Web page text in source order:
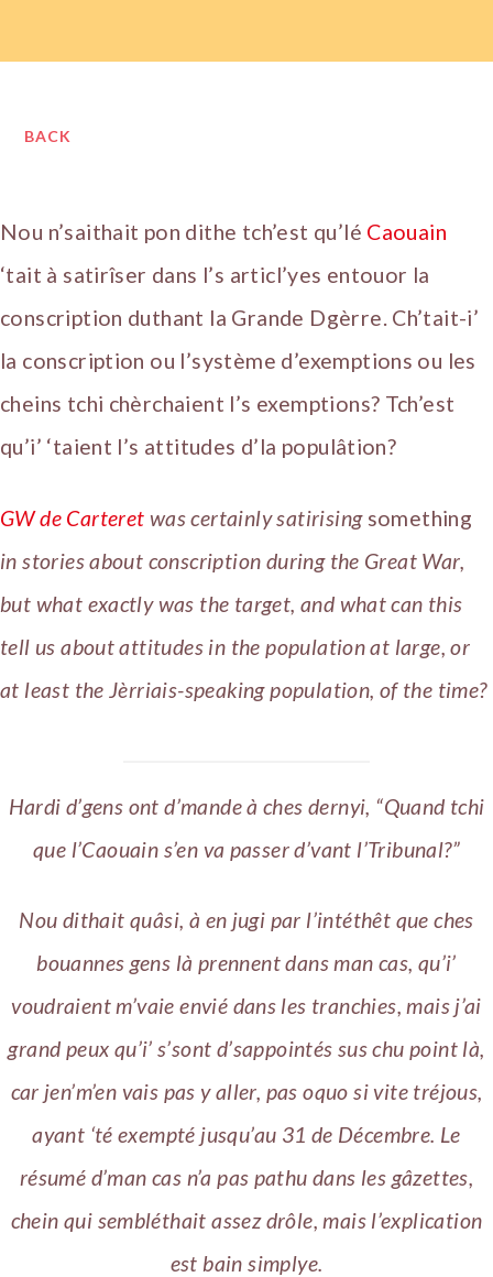
BACK
Nou n’saithait pon dithe tch’est qu’lé Caouain
‘tait à satirîser dans l’s articl’yes entouor la
conscription duthant la Grande Dgèrre. Ch’tait-i’
la conscription ou l’système d’exemptions ou les
cheins tchi chèrchaient l’s exemptions? Tch’est
qu’i’ ‘taient l’s attitudes d’la populâtion?
GW de Carteret was certainly satirisingsomething
in stories about conscription during the Great War,
but what exactly was the target, and what can this
tell us about attitudes in the population at large, or
at least the Jèrriais-speaking population, of the time?
Hardi d’gens ont d’mande à ches dernyi, “Quand tchi
que l’Caouain s’en va passer d’vant l’Tribunal?”
Nou dithait quâsi, à en jugi par l’intéthêt que ches
bouannes gens là prennent dans man cas, qu’i’
voudraient m’vaie envié dans les tranchies, mais j’ai
grand peux qu’i’ s’sont d’sappointés sus chu point là,
car jen’m’en vais pas y aller, pas oquo si vite tréjous,
ayant ‘té exempté jusqu’au 31 de Décembre. Le
résumé d’man cas n’a pas pathu dans les gâzettes,
chein qui sembléthait assez drôle, mais l’explication
est bain simplye.